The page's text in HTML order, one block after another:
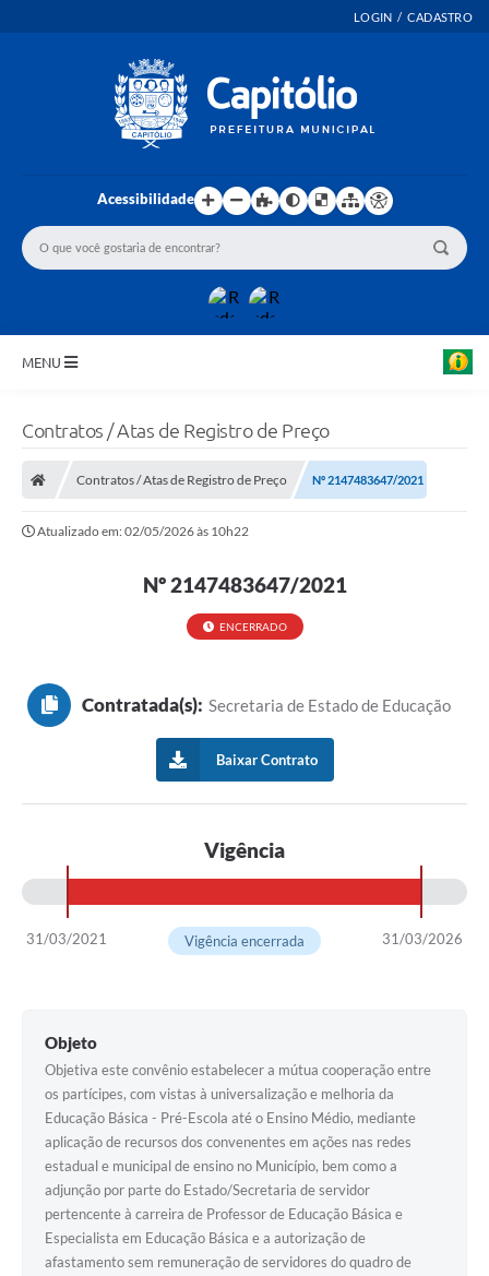
LOGIN / CADASTRO
Acessibilidade
MENU
Controle Interno
Governança
A Prefeitura
Obras
FROTAS
Turismo Geral
Meio ambiente
Carta de Serviços
Acesso à Informação
Contratos / Atas de Registro de Preço
Contratos / Atas de Registro de Preço Nº 2147483647/2021
Atualizado em: 02/05/2026 às 10h22
Nº 2147483647/2021
ENCERRADO
Contratada(s): Secretaria de Estado de Educação
Baixar Contrato
Vigência
31/03/2021 31/03/2026
Vigência encerrada
Objeto
Objetiva este convênio estabelecer a mútua cooperação entre
os partícipes, com vistas à universalização e melhoria da
Educação Básica - Pré-Escola até o Ensino Médio, mediante
aplicação de recursos dos convenentes em ações nas redes
estadual e municipal de ensino no Município, bem como a
adjunção por parte do Estado/Secretaria de servidor
pertencente à carreira de Professor de Educação Básica e
Especialista em Educação Básica e a autorização de
afastamento sem remuneração de servidores do quadro de